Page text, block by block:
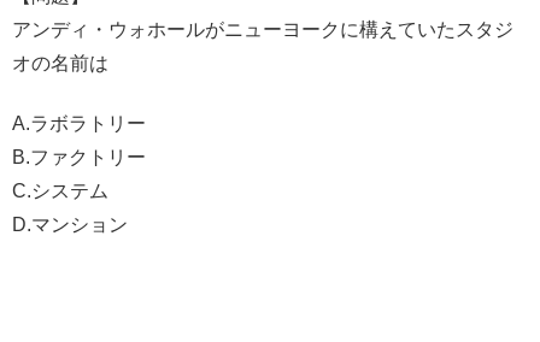
アンディ・ウォホールがニューヨークに構えていたスタジ
オの名前は
A.ラボラトリー
B.ファクトリー
C.システム
D.マンション